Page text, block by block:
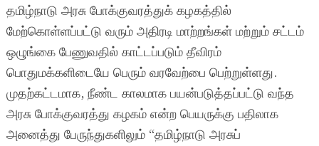
தமிழ்நாடு அரசு போக்குவரத்துக் கழகத்தில்
மேற்கொள்ளப்பட்டு வரும் அதிரடி மாற்றங்கள் மற்றும் சட்டம்
ஒழுங்கை பேணுவதில் காட்டப்படும் தீவிரம்
பொதுமக்களிடையே பெரும் வரவேற்பை பெற்றுள்ளது.
முதற்கட்டமாக, நீண்ட காலமாக பயன்படுத்தப்பட்டு வந்த
அரசு போக்குவரத்து கழகம் என்ற பெயருக்கு பதிலாக
அனைத்து பேருந்துகளிலும் “தமிழ்நாடு அரசுப்